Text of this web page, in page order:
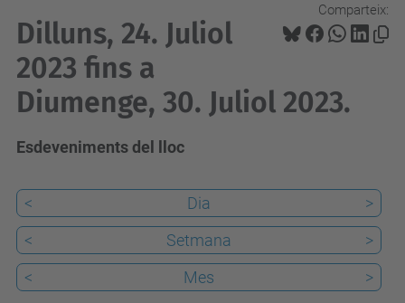
Comparteix:
Dilluns, 24. Juliol
2023 fins a
Diumenge, 30. Juliol 2023.
Esdeveniments del lloc
< Dia
>
<
Setmana
>
<
Mes >